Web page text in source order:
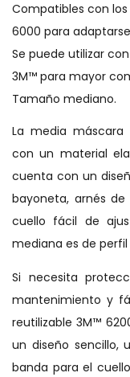
Compatibles con
6000 para
Se puede utilizar
3M™ para mayor
Tamaño mediano.
La media máscara
con un material
cuenta con un
bayoneta, arnés
cuello fácil de
mediana es de
Si necesita
mantenimiento y
reutilizable 3M™
un diseño sencillo,
banda para el